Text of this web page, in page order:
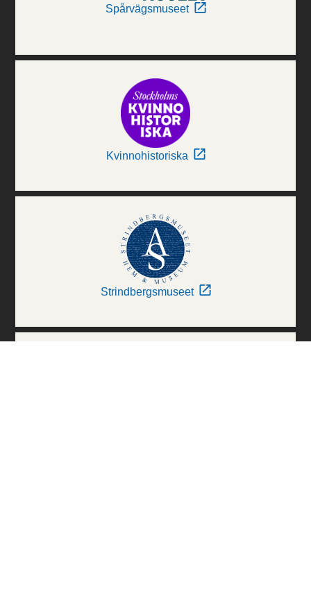
Spårvägsmuseet
Kvinnohistoriska
Strindbergsmuseet